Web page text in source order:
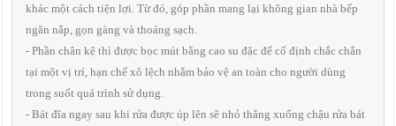
khác một cách tiện lợi. Từ đó, góp phần mang lại không gian nhà bếp
ngăn nắp, gọn gàng và thoáng sạch.
- Phần chân kệ thì được bọc mút bằng cao su đặc để cố định chắc chắn
tại một vị trí, hạn chế xô lệch nhằm bảo vệ an toàn cho người dùng
trong suốt quá trình sử dụng.
- Bát đĩa ngay sau khi rửa được úp lên sẽ nhỏ thẳng xuống chậu rửa bát